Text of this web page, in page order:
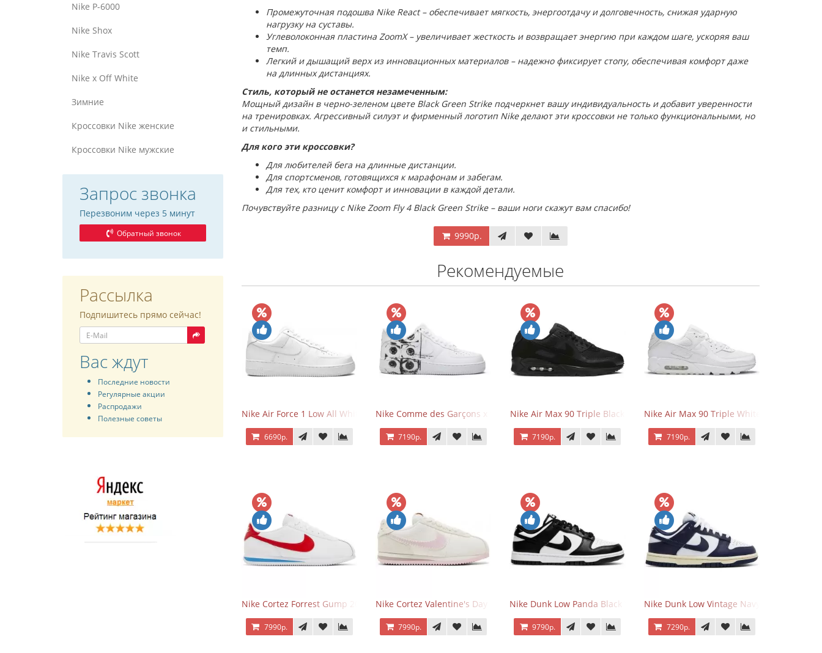
Nike P-6000
Nike Shox
Nike Travis Scott
Nike x Off White
Зимние
Кроссовки Nike женские
Кроссовки Nike мужские
Запрос звонка
Перезвоним через 5 минут
Обратный звонок
Рассылка
Подпишитесь прямо сейчас!
Вас ждут
Последние новости
Регулярные акции
Распродажи
Полезные советы
Промежуточная подошва Nike React – обеспечивает мягкость, энергоотдачу и долговечность, снижая ударную
нагрузку на суставы.
Углеволоконная пластина ZoomX – увеличивает жесткость и возвращает энергию при каждом шаге, ускоряя ваш
темп.
Легкий и дышащий верх из инновационных материалов – надежно фиксирует стопу, обеспечивая комфорт даже
на длинных дистанциях.
Стиль, который не останется незамеченным:
Мощный дизайн в черно-зеленом цвете Black Green Strike подчеркнет вашу индивидуальность и добавит уверенности
на тренировках. Агрессивный силуэт и фирменный логотип Nike делают эти кроссовки не только функциональными, но
и стильными.
Для кого эти кроссовки?
Для любителей бега на длинные дистанции.
Для спортсменов, готовящихся к марафонам и забегам.
Для тех, кто ценит комфорт и инновации в каждой детали.
Почувствуйте разницу с Nike Zoom Fly 4 Black Green Strike – ваши ноги скажут вам спасибо!
9990р.
Рекомендуемые
Nike Air Force 1 Low All White
6690р.
Nike Comme des Garçons x Supreme x Air Force 1 Low Eyes
7190р.
Nike Air Max 90 Triple Black
7190р.
Nike Air Max 90 Triple White
7190р.
Nike Cortez Forrest Gump 2024
7990р.
Nike Cortez Valentine's Day 2025
7990р.
Nike Dunk Low Panda Black White
9790р.
Nike Dunk Low Vintage Navy
7290р.